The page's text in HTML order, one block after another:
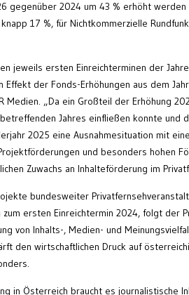
gegenüber 2024 um 43 % erhöht werden
17 %, für Nichtkommerzielle
jeweils ersten Einreichterminen der
der Fonds-Erhöhungen aus dem
„Da ein Großteil der Erhöhung
Jahres einfließen konnte und
2025 eine Ausnahmesituation mit
und besonders hohen
Zuwachs an Inhalteförderung im
bundesweiter
ersten Einreichtermin 2024, folgt der
von Inhalts-, Medien- und
den wirtschaftlichen Druck auf
in Österreich braucht es journalistische